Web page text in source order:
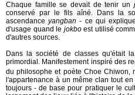
Chaque famille se devait de tenir un
conservé par le fils aîné. Dans la
ascendanceyangban - ce qui
d'usage quand le jokboest utilisé
d'autres sources.
Dans la société de classes qu'était
primordial. Manifestement inspiré des
du philosophe et poète Choe Chiwon,
l'appartenance à un même clan tout
toujours - de base pour pratiquer le